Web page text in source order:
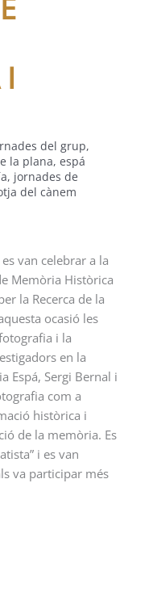
del grup,
la plana, espá
, jornades de
del cànem
van celebrar a la
Memòria Històrica
la Recerca de la
ocasió les
i la
en la
Espá, Sergi Bernal i
com a
històrica i
de la memòria. Es
i es van
va participar més